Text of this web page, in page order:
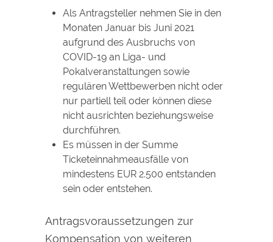
Als Antragsteller nehmen Sie in den
Monaten Januar bis Juni 2021
aufgrund des Ausbruchs von
COVID-19 an Liga- und
Pokalveranstaltungen sowie
regulären Wettbewerben nicht oder
nur partiell teil oder können diese
nicht ausrichten beziehungsweise
durchführen.
Es müssen in der Summe
Ticketeinnahmeausfälle von
mindestens EUR 2.500 entstanden
sein oder entstehen.
Antragsvoraussetzungen zur
Kompensation von weiteren